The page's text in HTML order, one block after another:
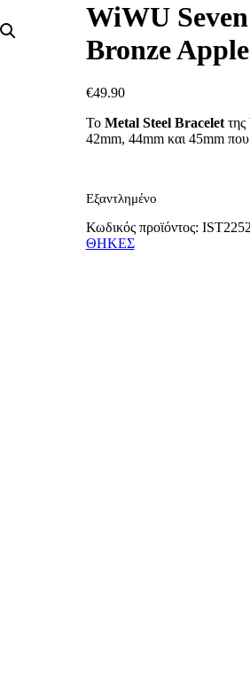
WiWU
Bronze
€49.90
ΤοMetal Steel Braceletτης
42mm, 44mm και 45mm
Εξαντλημένο
Κωδικός προϊόντος:
ΘΗΚΕΣ